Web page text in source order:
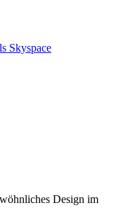
Skyspace
Design im